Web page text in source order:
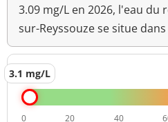
3.09 mg/L en 2026, l'eau du
sur-Reyssouze se situe
3.1 mg/L
0 20 40